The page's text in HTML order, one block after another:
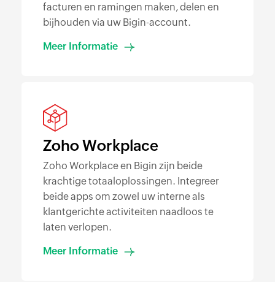
facturen en ramingen maken, delen en
bijhouden via uw Bigin-account.
Meer Informatie
Zoho Workplace
Zoho Workplace en Bigin zijn beide
krachtige totaaloplossingen. Integreer
beide apps om zowel uw interne als
klantgerichte activiteiten naadloos te
laten verlopen.
Meer Informatie